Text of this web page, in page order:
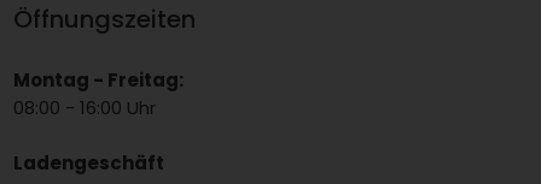
Öffnungszeiten
Montag - Freitag:
08:00 - 16:00 Uhr
Ladengeschäft